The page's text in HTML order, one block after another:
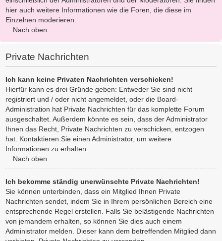
hier auch weitere Informationen wie die Foren, die diese im
Einzelnen moderieren.
Nach oben
Private Nachrichten
Ich kann keine Privaten Nachrichten verschicken!
Hierfür kann es drei Gründe geben: Entweder Sie sind nicht
registriert und / oder nicht angemeldet, oder die Board-
Administration hat Private Nachrichten für das komplette Forum
ausgeschaltet. Außerdem könnte es sein, dass der Administrator
Ihnen das Recht, Private Nachrichten zu verschicken, entzogen
hat. Kontaktieren Sie einen Administrator, um weitere
Informationen zu erhalten.
Nach oben
Ich bekomme ständig unerwünschte Private Nachrichten!
Sie können unterbinden, dass ein Mitglied Ihnen Private
Nachrichten sendet, indem Sie in Ihrem persönlichen Bereich eine
entsprechende Regel erstellen. Falls Sie belästigende Nachrichten
von jemandem erhalten, so können Sie dies auch einem
Administrator melden. Dieser kann dem betreffenden Mitglied dann